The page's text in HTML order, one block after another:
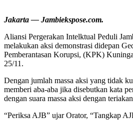
Jakarta — Jambiekspose.com.
Aliansi Pergerakan Intelktual Peduli
melakukan aksi demonstrasi didepan
Pemberantasan Korupsi, (KPK)
25/11.
Dengan jumlah massa aksi yang tidak
memberi aba-aba jika disebutkan kata
dengan suara massa aksi dengan
“Periksa AJB” ujar Orator, “Tangkap